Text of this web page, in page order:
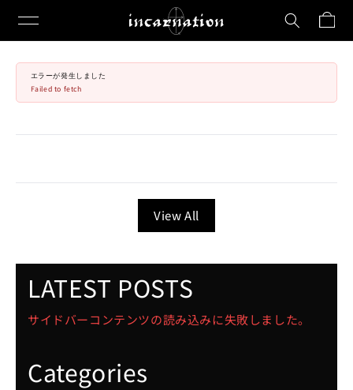
ンツに
ー
エラーが発生しました
Failed to fetch
View All
LATEST POSTS
サイドバーコンテンツの読み込みに失敗しました。
Categories